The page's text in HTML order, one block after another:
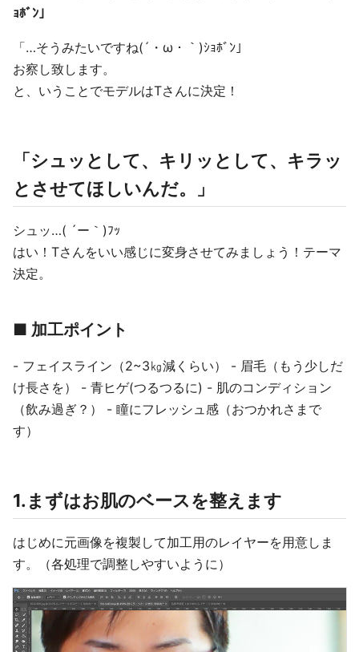
ｮﾎﾞﾝ」
「…そうみたいですね(´・ω・｀)ｼｮﾎﾞﾝ」
お察し致します。
と、いうことでモデルはTさんに決定！
「シュッとして、キリッとして、キラッ
とさせてほしいんだ。」
シュッ…( ´ー｀)ﾌｯ
はい！Tさんをいい感じに変身させてみましょう！テーマ
決定。
■ 加工ポイント
- フェイスライン（2~3㎏減くらい） - 眉毛（もう少しだ
け長さを） - 青ヒゲ(つるつるに) - 肌のコンディション
（飲み過ぎ？） - 瞳にフレッシュ感（おつかれさまで
す）
1.まずはお肌のベースを整えます
はじめに元画像を複製して加工用のレイヤーを用意しま
す。（各処理で調整しやすいように）